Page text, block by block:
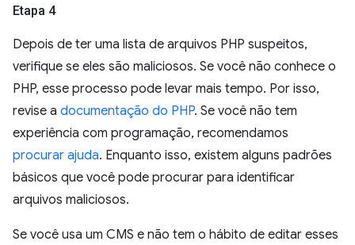
Etapa 4
Depois de ter uma lista de arquivos PHP suspeitos,
verifique se eles são maliciosos. Se você não conhece o
PHP, esse processo pode levar mais tempo. Por isso,
revise a documentação do PHP. Se você não tem
experiência com programação, recomendamos
procurar ajuda. Enquanto isso, existem alguns padrões
básicos que você pode procurar para identificar
arquivos maliciosos.
Se você usa um CMS e não tem o hábito de editar esses